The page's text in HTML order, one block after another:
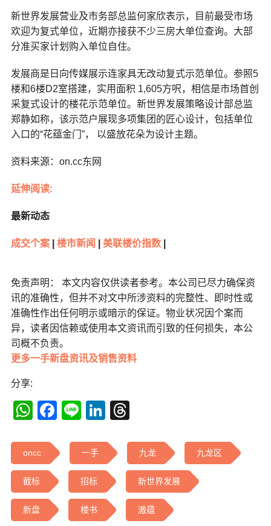
新世界发展营业及市务部总监何家欣表示，目前最受市场
欢迎为复式单位，近期亦接获不少三房大单位查询。大部
分准买家计划购入单位自住。
发展商是日向传媒展示连家具无改动复式示范单位。参照5
楼和6楼D2室搭建，实用面积 1,605方呎，相信是市场首创
采复式设计的楼花示范单位。新世界发展策略设计部总监
郑静如称，该示范户展现多项集团的匠心设计，包括单位
入口的“花蕴金门”， 以盛放花朵为设计主题。
资料来源：on.cc东网
延伸阅读:
最新动态
成交个案| 楼市新闻 美联楼价指数|
免责声明： 本文内容仅供读者参考。本公司已尽力确保资
讯的准确性，但并不对文中所涉资料的完整性、即时性或
准确性作出任何明示或暗示的保证。物业状况因个案而
异，读者因信赖或使用本文资讯而引致的任何损失，本公
司概不负责。
更多一手新盘资讯及销售资料
分享:
WhatsApp
Facebook
LineLinkedIn
oncc 一手 九龙 九龙区
截标 招标 新世界发展
新盘 楼书 滶蕴